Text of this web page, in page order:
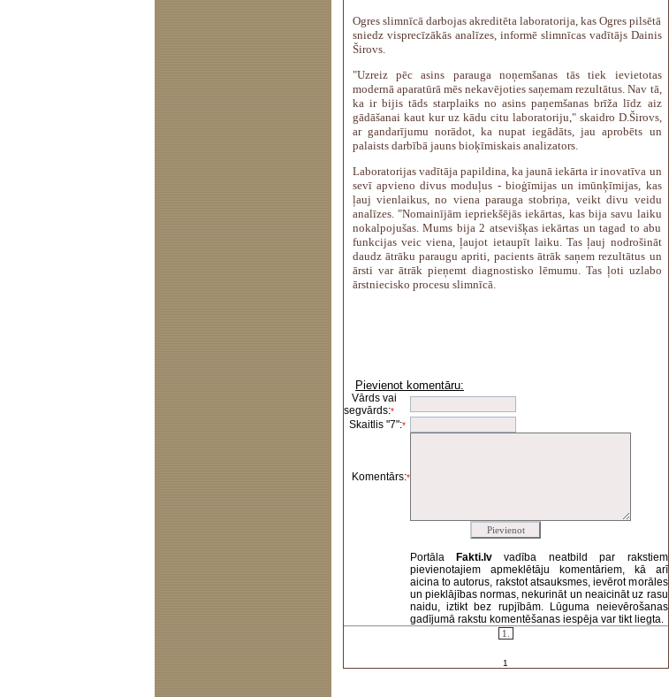
Ogres slimnīcā darbojas akreditēta laboratorija, kas Ogres pilsētā
sniedz visprecīzākās analīzes, informē slimnīcas vadītājs Dainis
Širovs.
"Uzreiz pēc asins parauga noņemšanas tās tiek ievietotas
modernā aparatūrā mēs nekavējoties saņemam rezultātus. Nav tā,
ka ir bijis tāds starplaiks no asins paņemšanas brīža līdz aiz
gādāšanai kaut kur uz kādu citu laboratoriju," skaidro D.Širovs,
ar gandarījumu norādot, ka nupat iegādāts, jau aprobēts un
palaists darbībā jauns bioķīmiskais analizators.
Laboratorijas vadītāja papildina, ka jaunā iekārta ir inovatīva un
sevī apvieno divus moduļus - bioģīmijas un imūnķīmijas, kas
ļauj vienlaikus, no viena parauga stobriņa, veikt divu veidu
analīzes. "Nomainījām iepriekšējās iekārtas, kas bija savu laiku
nokalpojušas. Mums bija 2 atsevišķas iekārtas un tagad to abu
funkcijas veic viena, ļaujot ietaupīt laiku. Tas ļauj nodrošināt
daudz ātrāku paraugu apriti, pacients ātrāk saņem rezultātus un
ārsti var ātrāk pieņemt diagnostisko lēmumu. Tas ļoti uzlabo
ārstniecisko procesu slimnīcā.
Pievienot komentāru:
Vārds vai
segvārds:*
Skaitlis "7":*
Komentārs:*
Portāla Fakti.lvvadība neatbild par rakstiem
pievienotajiem apmeklētāju komentāriem, kā arī
aicina to autorus, rakstot atsauksmes, ievērot morāles
un pieklājības normas, nekurināt un neaicināt uz rasu
naidu, iztikt bez rupjībām. Lūguma neievērošanas
gadījumā rakstu komentēšanas iespēja var tikt liegta.
1.
1